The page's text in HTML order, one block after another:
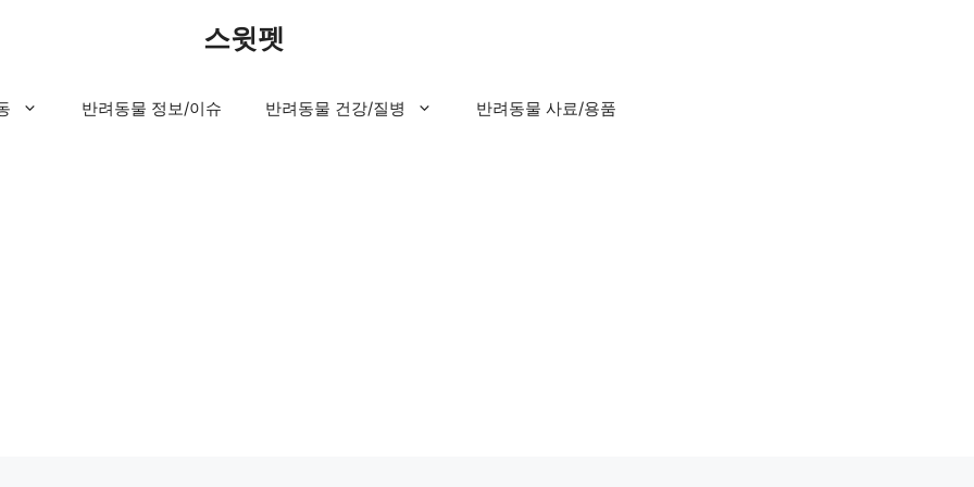
스윗펫
반려동물 정보/이슈 반려동물 건강/질병 반려동물 사료/용품